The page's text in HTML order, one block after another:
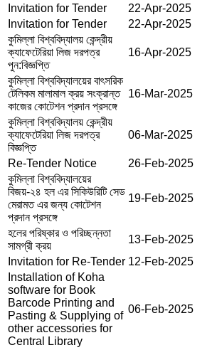
Invitation for Tender 22-Apr-2025
Invitation for Tender
22-Apr-2025
কুমিল্লা বিশ্ববিদ্যালয় কেন্দ্রীয়
ক্যাফেটেরিয়া লিজ দরপত্র
পুন:বিজ্ঞপ্তি
16-Apr-2025
কুমিল্লা বিশ্ববিদ্যালয়ের বাৎসরিক
টেলিকম মালামাল ক্রয় সংক্রান্ত
কাজের কোটেশন প্রদান প্রসঙ্গে
16-Mar-2025
কুমিল্লা বিশ্ববিদ্যালয় কেন্দ্রীয়
ক্যাফেটেরিয়া লিজ দরপত্র
বিজ্ঞপ্তি
06-Mar-2025
Re-Tender Notice 26-Feb-2025
কুমিল্লা বিশ্ববিদ্যালয়ের
বিজয়-২৪ হল এর সিকিউরিটি সেড
মেরামত এর জন্য কোটেশন
প্রদান প্রসঙ্গে
19-Feb-2025
হলের পরিষ্কার ও পরিচ্ছন্নতা
সামগ্রী ক্রয়
13-Feb-2025
Invitation for Re-Tender 12-Feb-2025
Installation of Koha
software for Book
Barcode Printing and
Pasting & Supplying of
other accessories for
Central Library
06-Feb-2025